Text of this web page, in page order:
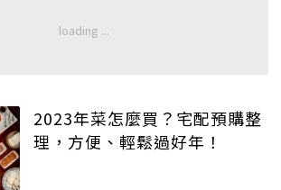
2023年菜怎麼買？宅配預購整
理，方便、輕鬆過好年！